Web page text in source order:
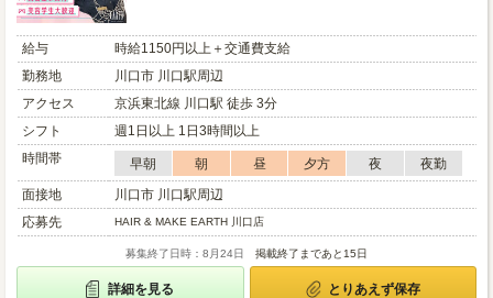
給与
時給1150円以上＋交通費支給
勤務地
川口市 川口駅周辺
アクセス
京浜東北線 川口駅 徒歩 3分
シフト
週1日以上 1日3時間以上
時間帯
早朝 朝 昼 夕方 夜
夜勤
面接地
川口市 川口駅周辺
応募先
HAIR & MAKE EARTH 川口店
募集終了日時：8月24日 掲載終了まであと15日
詳細を見る とりあえず保存